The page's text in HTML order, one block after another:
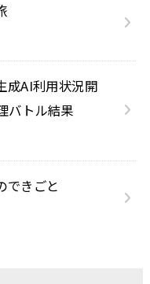
成AI利用状況開
バトル結果
できごと